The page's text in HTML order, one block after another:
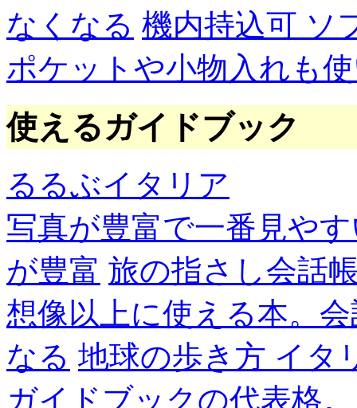
なくなる 機内持込可 ソ
ポケットや小物入れも
使えるガイドブック
るるぶイタリア
写真が豊富で一番見や
が豊富 旅の指さし会話
想像以上に使える本。
なる 地球の歩き方 イタ
ガイドブックの代表格